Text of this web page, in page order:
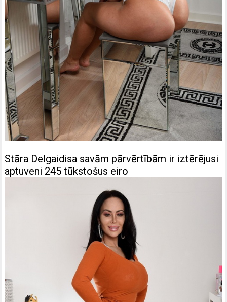
Stāra Delgaidisa savām pārvērtībām ir iztērējusi
aptuveni 245 tūkstošus eiro